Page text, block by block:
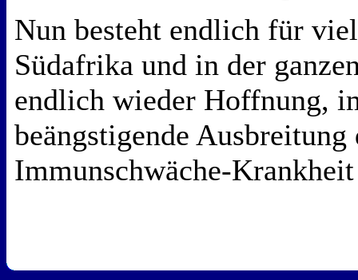
Nun besteht endlich für
Südafrika und in der
endlich wieder Hoffnung,
beängstigende Ausbreitung
Immunschwäche-